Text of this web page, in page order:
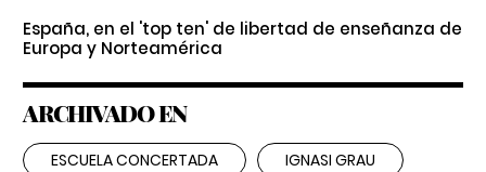
España, en el 'top ten' de libertad de enseñanza de
Europa y Norteamérica
ARCHIVADO EN
ESCUELA CONCERTADA IGNASI GRAU